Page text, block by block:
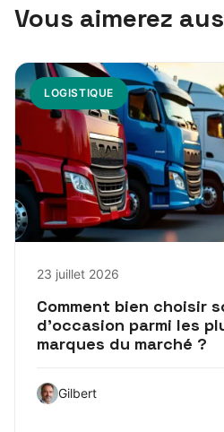
Vous aimerez
LOGISTIQUE
23 juillet 2026
Comment bien choisir
d’occasion parmi les
marques du marché ?
Gilbert